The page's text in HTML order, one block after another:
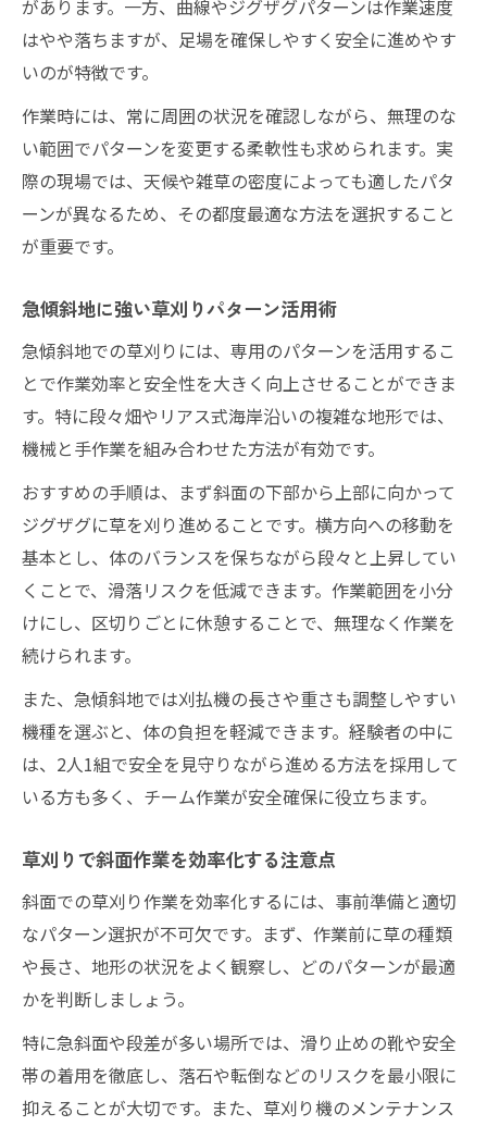
があります。一方、曲線やジグザグパターンは作業速度
はやや落ちますが、足場を確保しやすく安全に進めやす
いのが特徴です。
作業時には、常に周囲の状況を確認しながら、無理のな
い範囲でパターンを変更する柔軟性も求められます。実
際の現場では、天候や雑草の密度によっても適したパタ
ーンが異なるため、その都度最適な方法を選択すること
が重要です。
急傾斜地に強い草刈りパターン活用術
急傾斜地での草刈りには、専用のパターンを活用するこ
とで作業効率と安全性を大きく向上させることができま
す。特に段々畑やリアス式海岸沿いの複雑な地形では、
機械と手作業を組み合わせた方法が有効です。
おすすめの手順は、まず斜面の下部から上部に向かって
ジグザグに草を刈り進めることです。横方向への移動を
基本とし、体のバランスを保ちながら段々と上昇してい
くことで、滑落リスクを低減できます。作業範囲を小分
けにし、区切りごとに休憩することで、無理なく作業を
続けられます。
また、急傾斜地では刈払機の長さや重さも調整しやすい
機種を選ぶと、体の負担を軽減できます。経験者の中に
は、2人1組で安全を見守りながら進める方法を採用して
いる方も多く、チーム作業が安全確保に役立ちます。
草刈りで斜面作業を効率化する注意点
斜面での草刈り作業を効率化するには、事前準備と適切
なパターン選択が不可欠です。まず、作業前に草の種類
や長さ、地形の状況をよく観察し、どのパターンが最適
かを判断しましょう。
特に急斜面や段差が多い場所では、滑り止めの靴や安全
帯の着用を徹底し、落石や転倒などのリスクを最小限に
抑えることが大切です。また、草刈り機のメンテナンス